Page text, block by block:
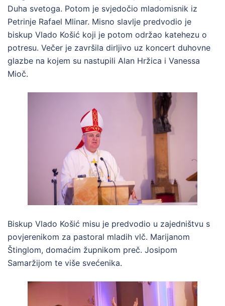
Duha svetoga. Potom je svjedočio mladomisnik iz
Petrinje Rafael Mlinar. Misno slavlje predvodio je
biskup Vlado Košić koji je potom održao katehezu o
potresu. Večer je završila dirljivo uz koncert duhovne
glazbe na kojem su nastupili Alan Hržica i Vanessa
Mioč.
Biskup Vlado Košić misu je predvodio u zajedništvu s
povjerenikom za pastoral mladih vlč. Marijanom
Štinglom, domaćim župnikom preč. Josipom
Samaržijom te više svećenika.